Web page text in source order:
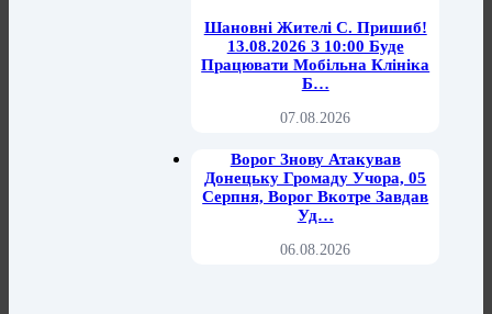
Шановні Жителі С. Пришиб!
13.08.2026 З 10:00 Буде
Працювати Мобільна Клініка
Б…
07.08.2026
Ворог Знову Атакував
Донецьку Громаду Учора, 05
Серпня, Ворог Вкотре Завдав
Уд…
06.08.2026